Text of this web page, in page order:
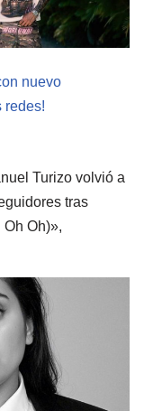
nuevo
redes!
Turizo volvió a
tras
Oh)»,